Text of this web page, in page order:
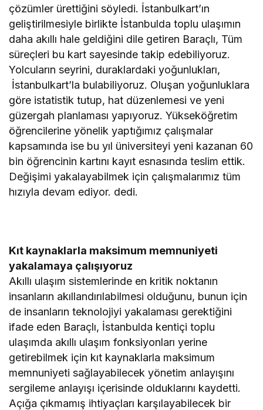
çözümler ürettiğini söyledi. İstanbulkart’ın
geliştirilmesiyle birlikte İstanbulda toplu ulaşımın
daha akıllı hale geldiğini dile getiren Baraçlı, Tüm
süreçleri bu kart sayesinde takip edebiliyoruz.
Yolcuların seyrini, duraklardaki yoğunlukları,
İstanbulkart’la bulabiliyoruz. Oluşan yoğunluklara
göre istatistik tutup, hat düzenlemesi ve yeni
güzergah planlaması yapıyoruz. Yükseköğretim
öğrencilerine yönelik yaptığımız çalışmalar
kapsamında ise bu yıl üniversiteyi yeni kazanan 60
bin öğrencinin kartını kayıt esnasında teslim ettik.
Değişimi yakalayabilmek için çalışmalarımız tüm
hızıyla devam ediyor. dedi.
Kıt kaynaklarla maksimum memnuniyeti
yakalamaya çalışıyoruz
Akıllı ulaşım sistemlerinde en kritik noktanın
insanların akıllandırılabilmesi olduğunu, bunun için
de insanların teknolojiyi yakalaması gerektiğini
ifade eden Baraçlı, İstanbulda kentiçi toplu
ulaşımda akıllı ulaşım fonksiyonları yerine
getirebilmek için kıt kaynaklarla maksimum
memnuniyeti sağlayabilecek yönetim anlayışını
sergileme anlayışı içerisinde olduklarını kaydetti.
Açığa çıkmamış ihtiyaçları karşılayabilecek bir